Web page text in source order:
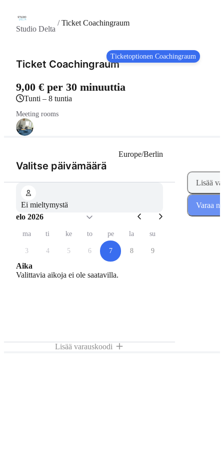
Studio Delta
/Ticket Coachingraum
Ticketoptionen Coachingraum
Ticket Coachingraum
9,00 € per 30 minuuttia
tunti – 8 tuntia
Meeting rooms
Valitse päivämäärä(Vaihe 1 / 2)
Europe/Berlin
Ei mieltymystä
elo 2026
ma ti ke to pe la su
3 4 5 6 7 8 9
Aika
Valittavia aikoja ei ole saatavilla.
Lisää varauskoodi
Lisää
Varaa